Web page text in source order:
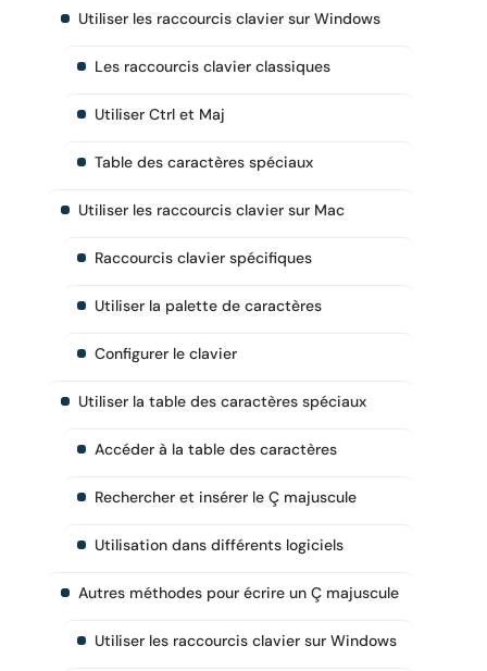
Utiliser les raccourcis clavier sur Windows
Les raccourcis clavier classiques
Utiliser Ctrl et Maj
Table des caractères spéciaux
Utiliser les raccourcis clavier sur Mac
Raccourcis clavier spécifiques
Utiliser la palette de caractères
Configurer le clavier
Utiliser la table des caractères spéciaux
Accéder à la table des caractères
Rechercher et insérer le Ç majuscule
Utilisation dans différents logiciels
Autres méthodes pour écrire un Ç majuscule
Utiliser les raccourcis clavier sur Windows